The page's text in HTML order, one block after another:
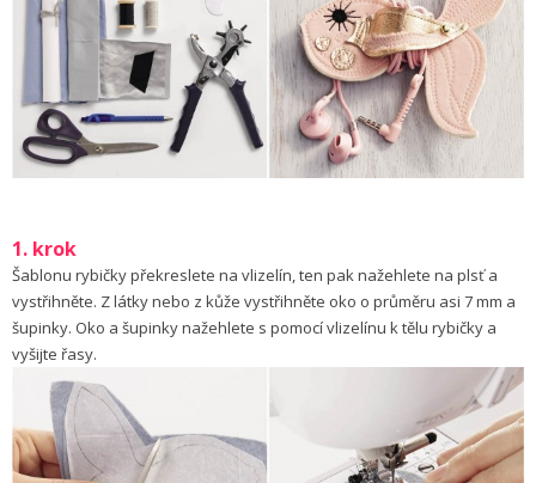
1. krok
Šablonu rybičky překreslete na vlizelín, ten pak nažehlete na plsť a
vystřihněte. Z látky nebo z kůže vystřihněte oko o průměru asi 7 mm a
šupinky. Oko a šupinky nažehlete s pomocí vlizelínu k tělu rybičky a
vyšijte řasy.